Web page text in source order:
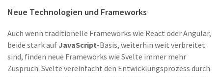
Neue Technologien und Frameworks
Auch wenn traditionelle Frameworks wie React oder Angular,
beide stark auf JavaScript-Basis, weiterhin weit verbreitet
sind, finden neue Frameworks wie Svelte immer mehr
Zuspruch. Svelte vereinfacht den Entwicklungsprozess durch